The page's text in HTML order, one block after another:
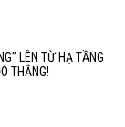
LÊN TỪ HẠ TẦNG
THẮNG!